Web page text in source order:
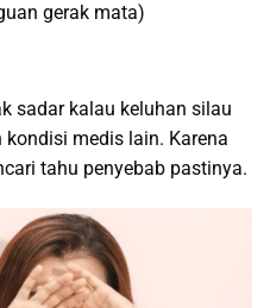
gerak mata)
sadar kalau keluhan silau
medis lain. Karena
tahu penyebab pastinya.